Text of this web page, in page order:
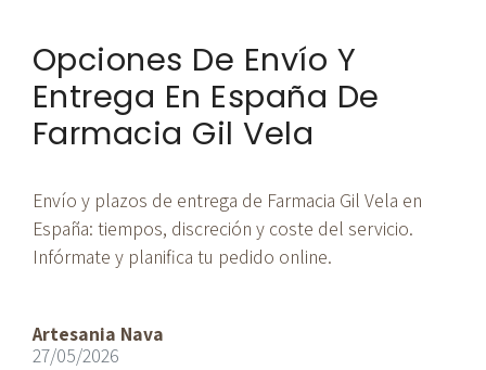
Opciones De Envío Y
Entrega En España De
Farmacia Gil Vela
Envío y plazos de entrega de Farmacia Gil Vela en
España: tiempos, discreción y coste del servicio.
Infórmate y planifica tu pedido online.
Artesania Nava
27/05/2026